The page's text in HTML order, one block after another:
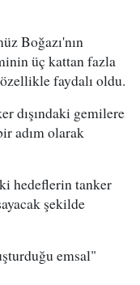
Boğazı'nın
üç kattan fazla
özellikle faydalı oldu.
dışındaki gemilere
adım olarak
hedeflerin tanker
şekilde
emsal"